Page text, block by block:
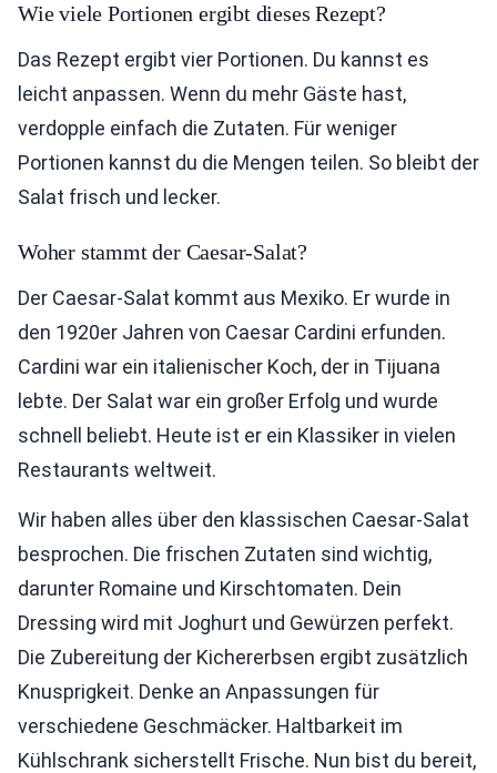
Wie viele Portionen ergibt dieses Rezept?
Das Rezept ergibt vier Portionen. Du kannst es
leicht anpassen. Wenn du mehr Gäste hast,
verdopple einfach die Zutaten. Für weniger
Portionen kannst du die Mengen teilen. So bleibt der
Salat frisch und lecker.
Woher stammt der Caesar-Salat?
Der Caesar-Salat kommt aus Mexiko. Er wurde in
den 1920er Jahren von Caesar Cardini erfunden.
Cardini war ein italienischer Koch, der in Tijuana
lebte. Der Salat war ein großer Erfolg und wurde
schnell beliebt. Heute ist er ein Klassiker in vielen
Restaurants weltweit.
Wir haben alles über den klassischen Caesar-Salat
besprochen. Die frischen Zutaten sind wichtig,
darunter Romaine und Kirschtomaten. Dein
Dressing wird mit Joghurt und Gewürzen perfekt.
Die Zubereitung der Kichererbsen ergibt zusätzlich
Knusprigkeit. Denke an Anpassungen für
verschiedene Geschmäcker. Haltbarkeit im
Kühlschrank sicherstellt Frische. Nun bist du bereit,